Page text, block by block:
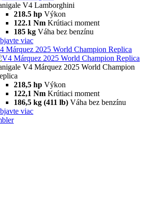
V4 Lamborghini
218.5 hp Výkon
122.1 Nm Krútiaci moment
185 kg Váha bez benzínu
viac
Márquez 2025 World Champion Replica
V4 Márquez 2025 World Champion
218,5 hp Výkon
122,1 Nm Krútiaci moment
186,5 kg (411 lb) Váha bez benzínu
viac